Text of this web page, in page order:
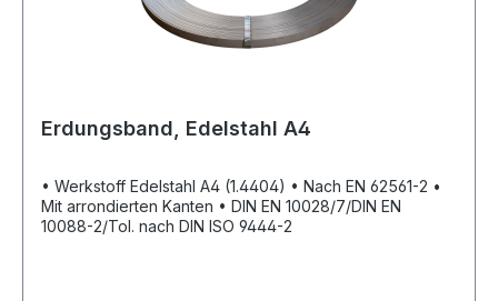
Erdungsband, Edelstahl A4
• Werkstoff Edelstahl A4 (1.4404) • Nach EN 62561-2 •
Mit arrondierten Kanten • DIN EN 10028/7/DIN EN
10088-2/Tol. nach DIN ISO 9444-2